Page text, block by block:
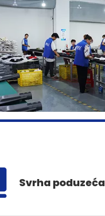
Svrha poduzeća